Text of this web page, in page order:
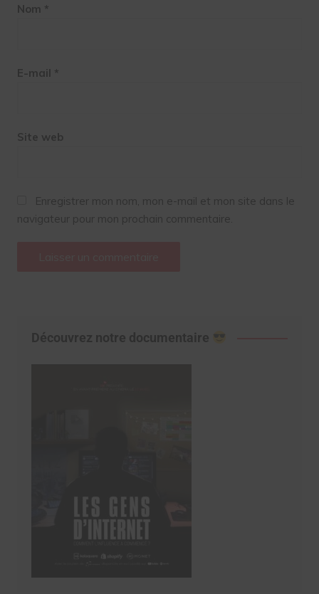
Nom *
E-mail *
Site web
Enregistrer mon nom, mon e-mail et mon site dans le
navigateur pour mon prochain commentaire.
Découvrez notre documentaire